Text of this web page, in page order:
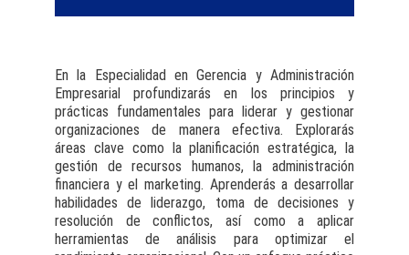
En la Especialidad en Gerencia y Administración
Empresarial profundizarás en los principios y
prácticas fundamentales para liderar y gestionar
organizaciones de manera efectiva. Explorarás
áreas clave como la planificación estratégica, la
gestión de recursos humanos, la administración
financiera y el marketing. Aprenderás a desarrollar
habilidades de liderazgo, toma de decisiones y
resolución de conflictos, así como a aplicar
herramientas de análisis para optimizar el